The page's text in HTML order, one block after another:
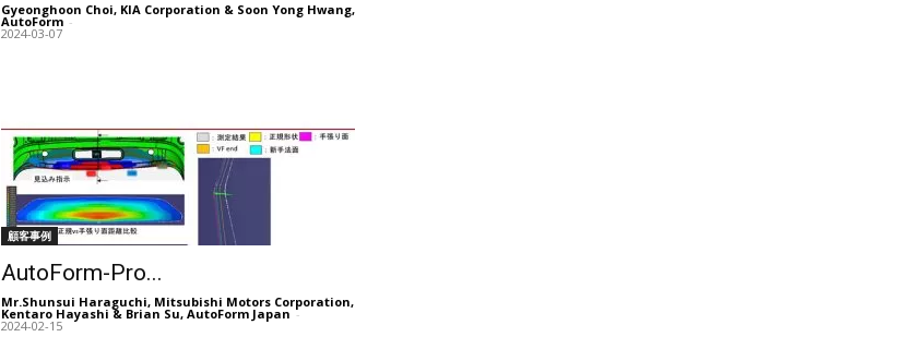
Gyeonghoon Choi, KIA Corporation & Soon Yong Hwang,
AutoForm -
2024-03-07
顧客事例
AutoForm-Pro...
Mr.Shunsui Haraguchi, Mitsubishi Motors Corporation,
Kentaro Hayashi & Brian Su, AutoForm Japan -
2024-02-15